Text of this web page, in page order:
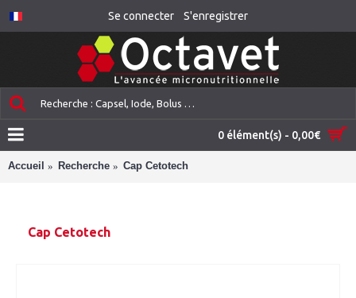
Se connecter S'enregistrer
0 élément(s) - 0,00€
Accueil Recherche Cap Cetotech
Cap Cetotech